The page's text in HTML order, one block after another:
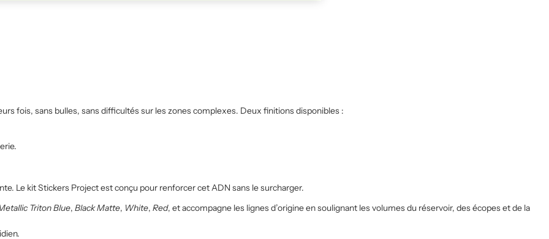
fois, sans bulles, sans difficultés sur les zones complexes. Deux finitions disponibles :
Le kit Stickers Project est conçu pour renforcer cet ADN sans le surcharger.
Triton Blue, Black Matte, White, Red, et accompagne les lignes d’origine en soulignant les volumes du réservoir, des écopes et de la